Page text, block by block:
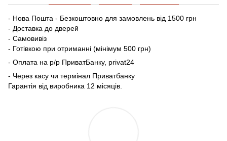
- Нова Пошта - Безкоштовно для замовлень від 1500 грн
- Доставка до дверей
- Самовивіз
- Готівкою при отриманні (мінімум 500 грн)
- Оплата на р/р ПриватБанку, privat24
- Через касу чи термінал Приватбанку
Гарантія від виробника 12 місяців.